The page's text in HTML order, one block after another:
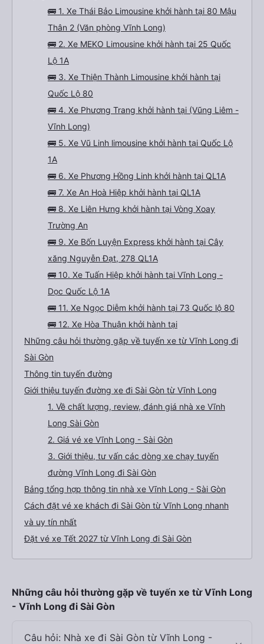
🚌 1. Xe Thái Bảo Limousine khởi hành tại 80 Mậu
Thân 2 (Văn phòng Vĩnh Long)
🚌 2. Xe MEKO Limousine khởi hành tại 25 Quốc
Lộ 1A
🚌 3. Xe Thiện Thành Limousine khởi hành tại
Quốc Lộ 80
🚌 4. Xe Phương Trang khởi hành tại (Vũng Liêm -
Vĩnh Long)
🚌 5. Xe Vũ Linh limousine khởi hành tại Quốc Lộ
1A
🚌 6. Xe Phương Hồng Linh khởi hành tại QL1A
🚌 7. Xe An Hoà Hiệp khởi hành tại QL1A
🚌 8. Xe Liên Hưng khởi hành tại Vòng Xoay
Trường An
🚌 9. Xe Bốn Luyện Express khởi hành tại Cây
xăng Nguyễn Đạt, 278 QL1A
🚌 10. Xe Tuấn Hiệp khởi hành tại Vĩnh Long -
Dọc Quốc Lộ 1A
🚌 11. Xe Ngọc Diễm khởi hành tại 73 Quốc lộ 80
🚌 12. Xe Hòa Thuận khởi hành tại
Những câu hỏi thường gặp về tuyến xe từ Vĩnh Long đi
Sài Gòn
Thông tin tuyến đường
Giới thiệu tuyến đường xe đi Sài Gòn từ Vĩnh Long
1. Về chất lượng, review, đánh giá nhà xe Vĩnh
Long Sài Gòn
2. Giá vé xe Vĩnh Long - Sài Gòn
3. Giới thiệu, tư vấn các dòng xe chạy tuyến
đường Vĩnh Long đi Sài Gòn
Bảng tổng hợp thông tin nhà xe Vĩnh Long - Sài Gòn
Cách đặt vé xe khách đi Sài Gòn từ Vĩnh Long nhanh
và uy tín nhất
Đặt vé xe Tết 2027 từ Vĩnh Long đi Sài Gòn
Những câu hỏi thường gặp về tuyến xe từ Vĩnh Long
- Vĩnh Long đi Sài Gòn
Câu hỏi: Nhà xe đi Sài Gòn từ Vĩnh Long -